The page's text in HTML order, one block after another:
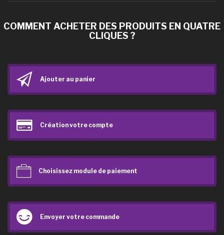
COMMENT ACHETER DES PRODUITS EN QUATRE
CLIQUES ?
Ajouter au panier
Création votre compte
Choisissez module de paiement
Envoyer votre commande